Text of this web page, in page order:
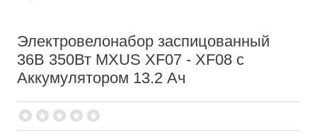
Электровелонабор заспицованный
36В 350Вт MXUS XF07 - XF08 с
Аккумулятором 13.2 Ач